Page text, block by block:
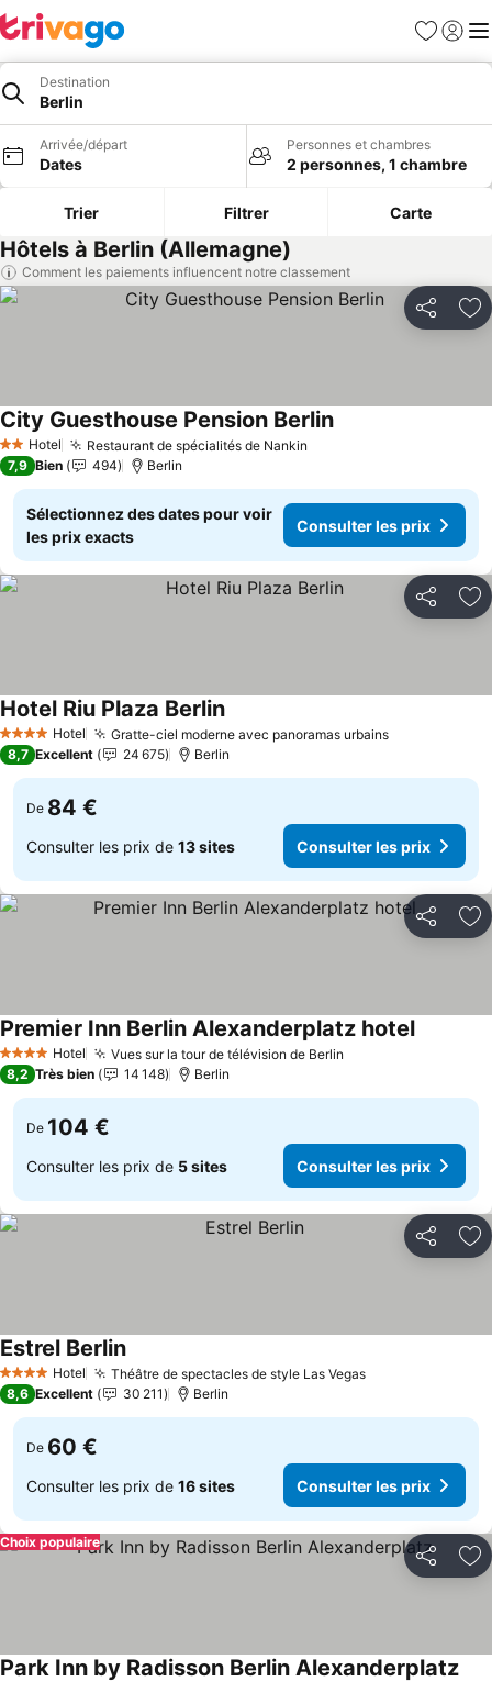
Favoris
Se
Destination
Berlin
Arrivée/départ
Dates
Personnes et chambres
2 personnes, 1 chambre
Trier Filtrer Carte
Hôtels à Berlin (Allemagne)
Comment les paiements influencent notre classement
Partager
2 Étoiles
Hotel Restaurant de spécialités de Nankin
City Guesthouse Pension Berlin
7,9 Bien 494 Berlin
Sélectionnez des dates pour voir
les prix exacts
Consulter les prix
Partager
4 Étoiles Hotel Gratte-ciel moderne avec panoramas urbains
Hotel Riu Plaza Berlin
8,7 Excellent 24 675 Berlin
De 84 €
Consulter les prix de 13 sites Consulter les prix
Partager
4 Étoiles Hotel Vues sur la tour de télévision de Berlin
Premier Inn Berlin Alexanderplatz hotel
8,2 Très bien 14 148 Berlin
De 104 €
Consulter les prix de 5 sites Consulter les prix
Partager
4 Étoiles Hotel Théâtre de spectacles de style Las Vegas
Estrel Berlin
8,6 Excellent 30 211 Berlin
De 60 €
Consulter les prix de 16 sites Consulter les prix
Partager
Choix populaire
Park Inn by Radisson Berlin Alexanderplatz